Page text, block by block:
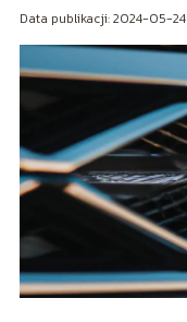
Data publikacji: 2024-05-24